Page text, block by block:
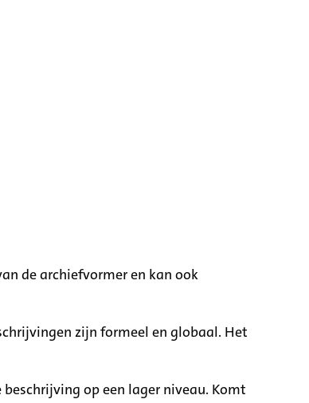
de archiefvormer en kan ook
zijn formeel en globaal. Het
op een lager niveau. Komt